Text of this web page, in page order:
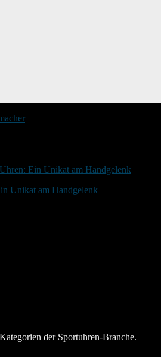
Unikat am Handgelenk
der Sportuhren-Branche.